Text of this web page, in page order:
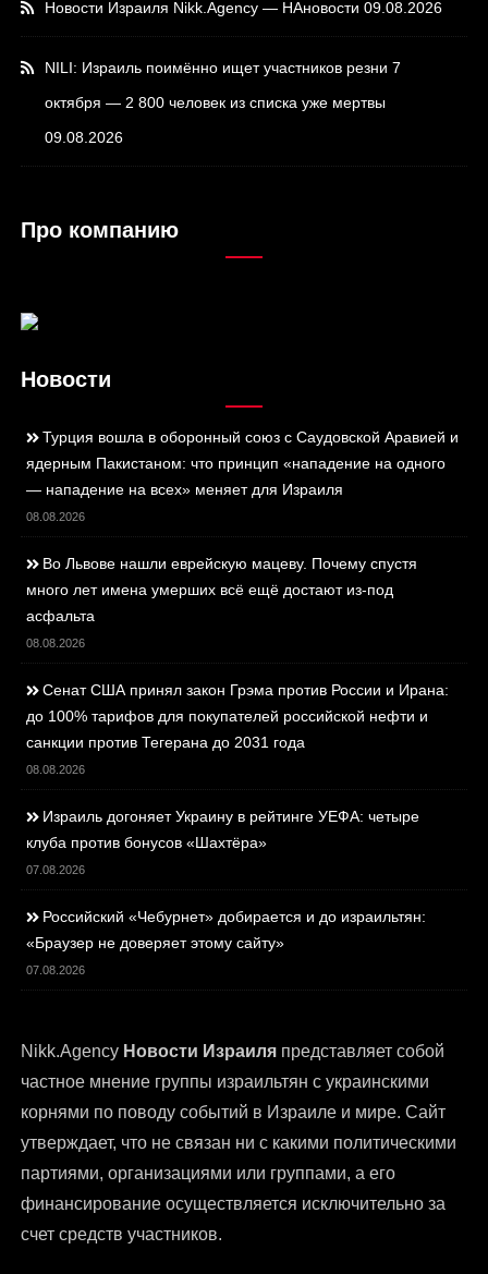
Новости Израиля Nikk.Agency — НАновости 09.08.2026
NILI: Израиль поимённо ищет участников резни 7
октября — 2 800 человек из списка уже мертвы
09.08.2026
Про компанию
Новости
Турция вошла в оборонный союз с Саудовской Аравией и
ядерным Пакистаном: что принцип «нападение на одного
— нападение на всех» меняет для Израиля
08.08.2026
Во Львове нашли еврейскую мацеву. Почему спустя
много лет имена умерших всё ещё достают из-под
асфальта
08.08.2026
Сенат США принял закон Грэма против России и Ирана:
до 100% тарифов для покупателей российской нефти и
санкции против Тегерана до 2031 года
08.08.2026
Израиль догоняет Украину в рейтинге УЕФА: четыре
клуба против бонусов «Шахтёра»
07.08.2026
Российский «Чебурнет» добирается и до израильтян:
«Браузер не доверяет этому сайту»
07.08.2026
Nikk.Agency Новости Израиля представляет собой
частное мнение группы израильтян с украинскими
корнями по поводу событий в Израиле и мире. Сайт
утверждает, что не связан ни с какими политическими
партиями, организациями или группами, а его
финансирование осуществляется исключительно за
счет средств участников.